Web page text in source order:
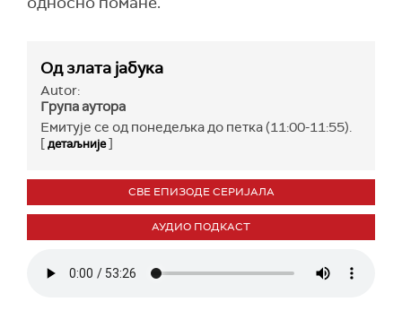
Од злата јабука
Autor:
Група аутора
Емитује се од понедељка до петка (11:00-11:55).
[детаљније]
СВЕ ЕПИЗОДЕ СЕРИЈАЛА
АУДИО ПОДКАСТ